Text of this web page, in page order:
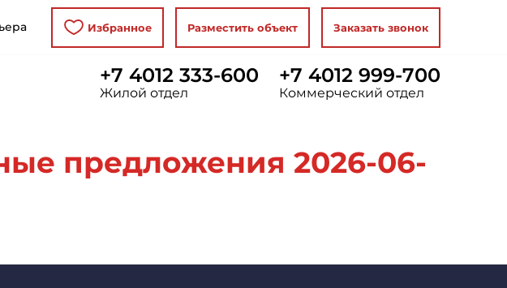
Избранное Разместить объект Заказать звонок
+7 4012 333-600
Жилой отдел
+7 4012 999-700
Коммерческий отдел
предложения 2026-06-